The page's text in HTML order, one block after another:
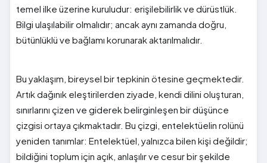
temel ilke üzerine kuruludur: erişilebilirlik ve dürüstlük.
Bilgi ulaşılabilir olmalıdır; ancak aynı zamanda doğru,
bütünlüklü ve bağlamı korunarak aktarılmalıdır.
Bu yaklaşım, bireysel bir tepkinin ötesine geçmektedir.
Artık dağınık eleştirilerden ziyade, kendi dilini oluşturan,
sınırlarını çizen ve giderek belirginleşen bir düşünce
çizgisi ortaya çıkmaktadır. Bu çizgi, entelektüelin rolünü
yeniden tanımlar: Entelektüel, yalnızca bilen kişi değildir;
bildiğini toplum için açık, anlaşılır ve cesur bir şekilde